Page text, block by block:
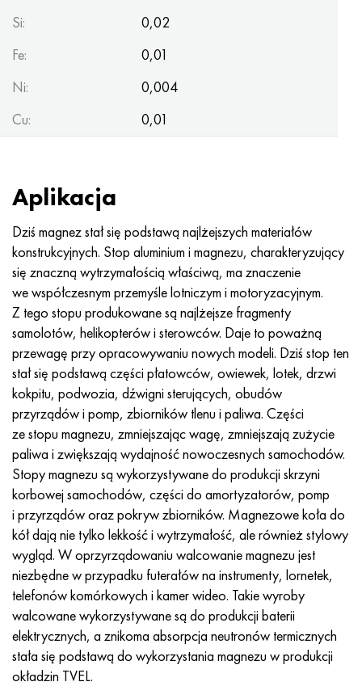
Si:
0,02
Fe:
0,01
Ni:
0,004
Cu:
0,01
Aplikacja
Dziś magnez stał się podstawą najlżejszych materiałów
konstrukcyjnych. Stop aluminium i magnezu, charakteryzujący
się znaczną wytrzymałością właściwą, ma znaczenie
we współczesnym przemyśle lotniczym i motoryzacyjnym.
Z tego stopu produkowane są najlżejsze fragmenty
samolotów, helikopterów i sterowców. Daje to poważną
przewagę przy opracowywaniu nowych modeli. Dziś stop ten
stał się podstawą części płatowców, owiewek, lotek, drzwi
kokpitu, podwozia, dźwigni sterujących, obudów
przyrządów i pomp, zbiorników tlenu i paliwa. Części
ze stopu magnezu, zmniejszając wagę, zmniejszają zużycie
paliwa i zwiększają wydajność nowoczesnych samochodów.
Stopy magnezu są wykorzystywane do produkcji skrzyni
korbowej samochodów, części do amortyzatorów, pomp
i przyrządów oraz pokryw zbiorników. Magnezowe koła do
kół dają nie tylko lekkość i wytrzymałość, ale również stylowy
wygląd. W oprzyrządowaniu walcowanie magnezu jest
niezbędne w przypadku futerałów na instrumenty, lornetek,
telefonów komórkowych i kamer wideo. Takie wyroby
walcowane wykorzystywane są do produkcji baterii
elektrycznych, a znikoma absorpcja neutronów termicznych
stała się podstawą do wykorzystania magnezu w produkcji
okładzin TVEL.